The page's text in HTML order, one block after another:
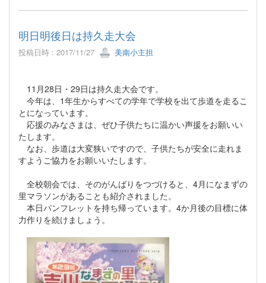
明日明後日は持久走大会
投稿日時 : 2017/11/27 美南小主担
11月28日・29日は持久走大会です。
今年は、1年生からすべての学年で学校を出て歩道を走るこ
とになっています。
応援のみなさまは、ぜひ子供たちに温かい声援をお願いい
たします。
なお、歩道は大変狭いですので、子供たちが安全に走れま
すようご協力をお願いいたします。
全校朝会では、そのがんばりをつづけると、4月になまずの
里マラソンがあることも紹介されました。
本日パンフレットを持ち帰っています。4か月後の目標に体
力作りを続けましょう。